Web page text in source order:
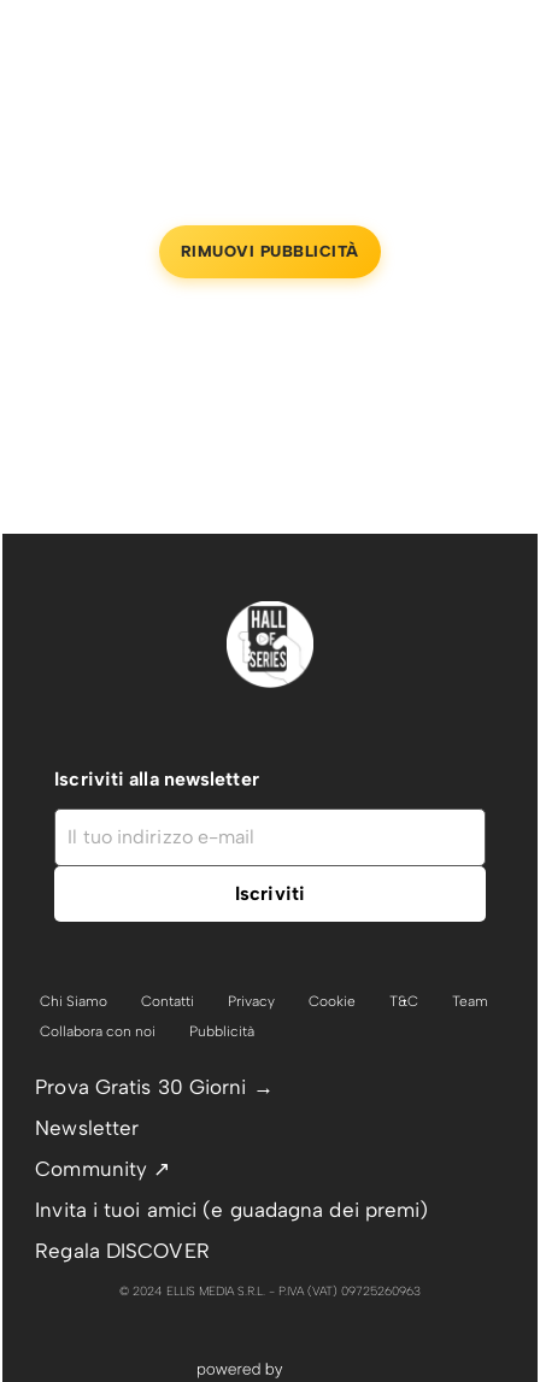
RIMUOVI PUBBLICITÀ
Iscriviti alla newsletter
Chi Siamo Contatti Privacy Cookie T&C
Team
Collabora con noi
Pubblicità
Prova Gratis 30 Giorni →
Newsletter
Community ↗
Invita i tuoi amici (e guadagna dei premi)
Regala DISCOVER
© 2024 ELLIS MEDIA S.R.L. - P.IVA (VAT) 09725260963